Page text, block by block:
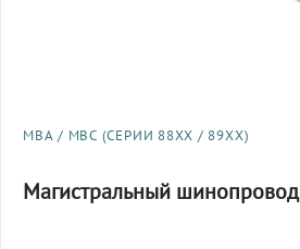
МВА / МВС (СЕРИИ 88XX / 89XX)
Магистральный шинопровод